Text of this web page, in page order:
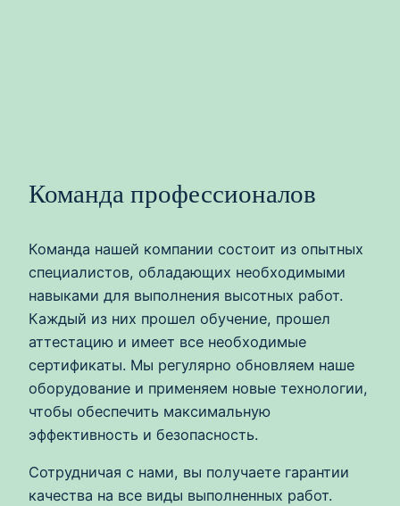
Команда профессионалов
Команда нашей компании состоит из опытных
специалистов, обладающих необходимыми
навыками для выполнения высотных работ.
Каждый из них прошел обучение, прошел
аттестацию и имеет все необходимые
сертификаты. Мы регулярно обновляем наше
оборудование и применяем новые технологии,
чтобы обеспечить максимальную
эффективность и безопасность.
Сотрудничая с нами, вы получаете гарантии
качества на все виды выполненных работ.